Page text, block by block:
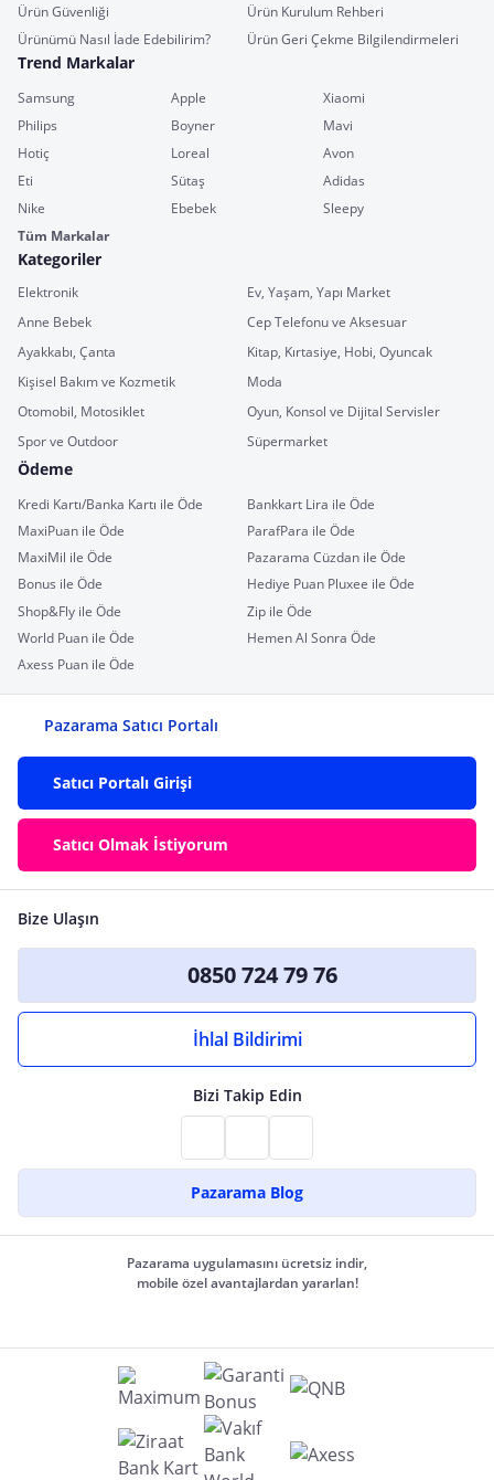
Ürün Güvenliği
Ürün Kurulum Rehberi
Ürünümü Nasıl İade Edebilirim?
Ürün Geri Çekme Bilgilendirmeleri
Trend Markalar
Samsung Apple
Xiaomi
Philips
Boyner
Mavi
Hotiç
Loreal
Avon
Eti
Sütaş
Adidas
Nike
Ebebek
Sleepy
Tüm Markalar
Kategoriler
Elektronik
Ev, Yaşam, Yapı Market
Anne Bebek
Cep Telefonu ve Aksesuar
Ayakkabı, Çanta
Kitap, Kırtasiye, Hobi, Oyuncak
Kişisel Bakım ve Kozmetik
Moda
Otomobil, Motosiklet
Oyun, Konsol ve Dijital Servisler
Spor ve Outdoor
Süpermarket
Ödeme
Kredi Kartı/Banka Kartı ile Öde
Bankkart Lira ile Öde
MaxiPuan ile Öde
ParafPara ile Öde
MaxiMil ile Öde
Pazarama Cüzdan ile Öde
Bonus ile Öde
Hediye Puan Pluxee ile Öde
Shop&Fly ile Öde
Zip ile Öde
World Puan ile Öde
Hemen Al Sonra Öde
Axess Puan ile Öde
Pazarama Satıcı Portalı
Satıcı Portalı Girişi
Satıcı Olmak İstiyorum
Bize Ulaşın
0850 724 79 76
İhlal Bildirimi
Bizi Takip Edin
Pazarama Blog
Pazarama uygulamasını ücretsiz indir,
mobile özel avantajlardan yararlan!